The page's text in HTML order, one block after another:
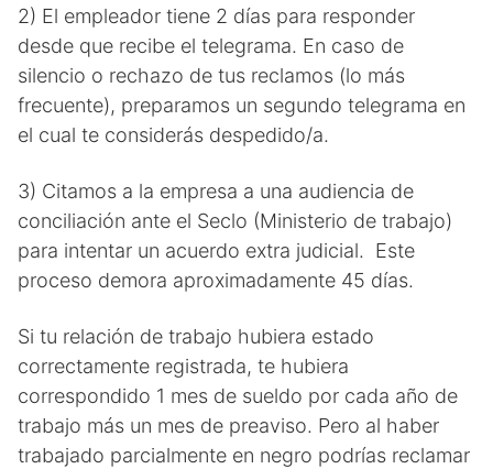
2) El empleador tiene 2 días para responder
desde que recibe el telegrama. En caso de
silencio o rechazo de tus reclamos (lo más
frecuente), preparamos un segundo telegrama en
el cual te considerás despedido/a.
3) Citamos a la empresa a una audiencia de
conciliación ante el Seclo (Ministerio de trabajo)
para intentar un acuerdo extra judicial. Este
proceso demora aproximadamente 45 días.
Si tu relación de trabajo hubiera estado
correctamente registrada, te hubiera
correspondido 1 mes de sueldo por cada año de
trabajo más un mes de preaviso. Pero al haber
trabajado parcialmente en negro podrías reclamar